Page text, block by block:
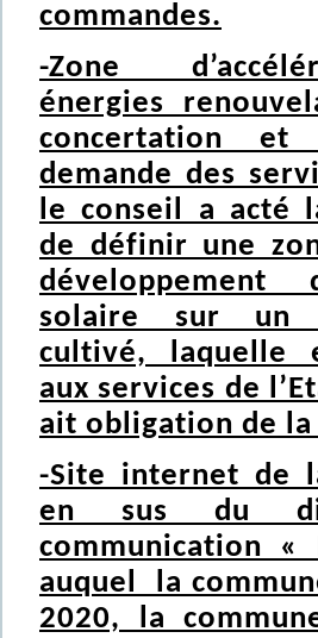
commandes.
-Zone
énergies
concertation
demande des
le conseil a acté
de définir une
développement
solaire sur un
cultivé, laquelle
aux services de
ait obligation de
-Site internet de
en sus du
communication «
auquel la
2020, la